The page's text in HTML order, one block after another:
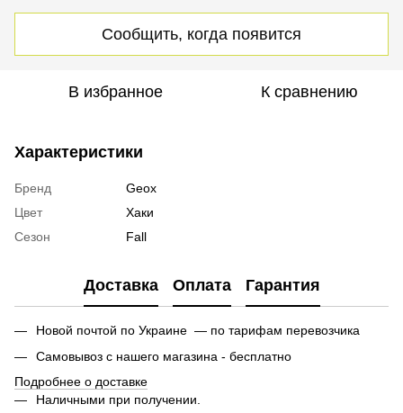
Сообщить, когда появится
В избранное К сравнению
Характеристики
Бренд
Geox
Цвет
Хаки
Сезон
Fall
Доставка Оплата Гарантия
Новой почтой по Украине — по тарифам перевозчика
Самовывоз с нашего магазина - бесплатно
Подробнее о доставке
Наличными при получении.